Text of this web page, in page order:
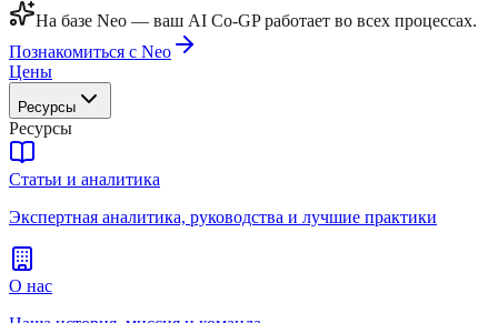
На базе Neo — ваш AI Co-GP работает во всех процессах.
Познакомиться с Neo
Цены
Ресурсы
Ресурсы
Статьи и аналитика
Экспертная аналитика, руководства и лучшие практики
О нас